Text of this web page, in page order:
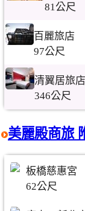
81公尺
百麗旅店
97公尺
清翼居旅店
346公尺
美麗殿商旅
板橋慈惠宮
62公尺